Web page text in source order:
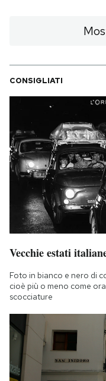
CONSIGLIATI
Vecchie estati
Foto in bianco e nero di
cioè più o meno come
scocciature